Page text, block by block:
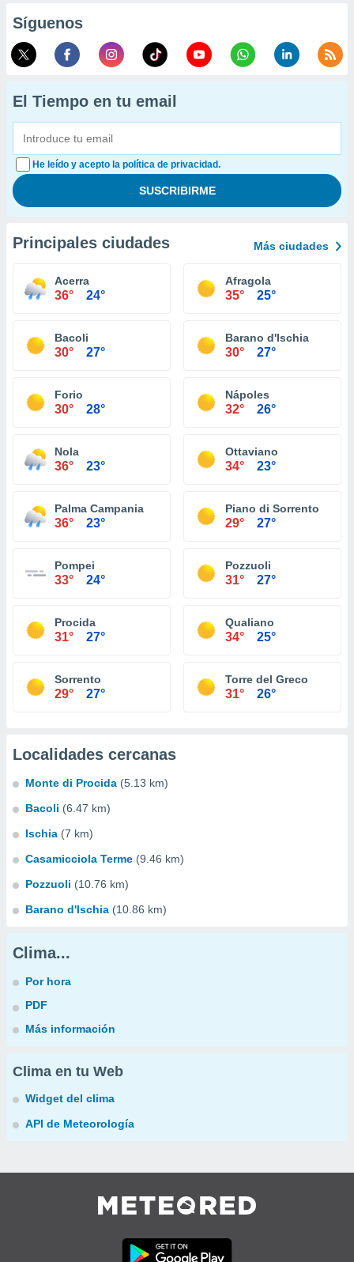
Síguenos
El Tiempo en tu email
He leído y acepto la política de privacidad.
Principales ciudades Más ciudades
Acerra
36° 24°
Afragola
35° 25°
Bacoli
30° 27°
Barano d'Ischia
30° 27°
Forio
30° 28°
Nápoles
32° 26°
Nola
36° 23°
Ottaviano
34° 23°
Palma Campania
36° 23°
Piano di Sorrento
29° 27°
Pompei
33° 24°
Pozzuoli
31° 27°
Procida
31° 27°
Qualiano
34° 25°
Sorrento
29° 27°
Torre del Greco
31° 26°
Localidades cercanas
Monte di Procida (5.13 km)
Bacoli (6.47 km)
Ischia (7 km)
Casamicciola Terme (9.46 km)
Pozzuoli (10.76 km)
Barano d'Ischia (10.86 km)
Clima...
Por hora
PDF
Más información
Clima en tu Web
Widget del clima
API de Meteorología